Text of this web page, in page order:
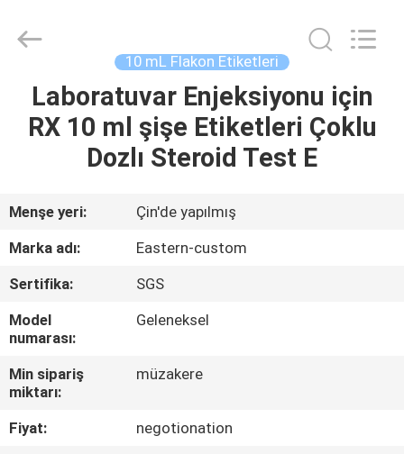
ÜRÜN:%
HAKKIMIZDA
FABRIKA
TURU
KALITE
KONTROL
Reserved.
10 mL Flakon Etiketleri
Laboratuvar Enjeksiyonu için
RX 10 ml şişe Etiketleri Çoklu
Dozlı Steroid Test E
Menşe yeri:
Çin'de yapılmış
Marka adı:
Eastern-custom
Sertifika:
SGS
Model
numarası:
Geleneksel
Min sipariş
miktarı:
müzakere
Fiyat:
negotionation